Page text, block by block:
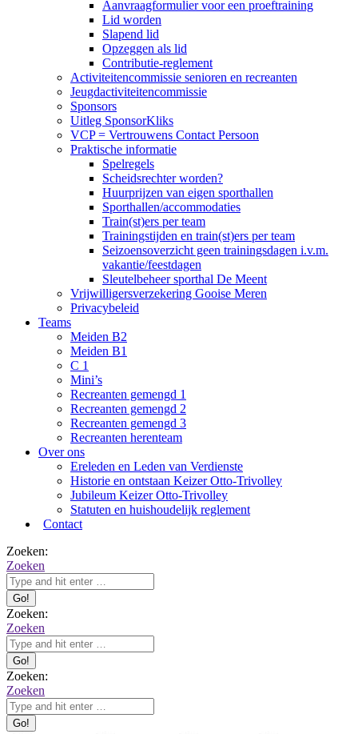
Aanvraagformulier voor een proeftraining
Lid worden
Slapend lid
Opzeggen als lid
Contributie-reglement
Activiteitencommissie senioren en recreanten
Jeugdactiviteitencommissie
Sponsors
Uitleg SponsorKliks
VCP = Vertrouwens Contact Persoon
Praktische informatie
Spelregels
Scheidsrechter worden?
Huurprijzen van eigen sporthallen
Sporthallen/accommodaties
Train(st)ers per team
Trainingstijden en train(st)ers per team
Seizoensoverzicht geen trainingsdagen i.v.m.
vakantie/feestdagen
Sleutelbeheer sporthal De Meent
Vrijwilligersverzekering Gooise Meren
Privacybeleid
Teams
Meiden B2
Meiden B1
C 1
Mini’s
Recreanten gemengd 1
Recreanten gemengd 2
Recreanten gemengd 3
Recreanten herenteam
Over ons
Ereleden en Leden van Verdienste
Historie en ontstaan Keizer Otto-Trivolley
Jubileum Keizer Otto-Trivolley
Statuten en huishoudelijk reglement
Contact
Zoeken:
Zoeken
Zoeken:
Zoeken
Zoeken:
Zoeken